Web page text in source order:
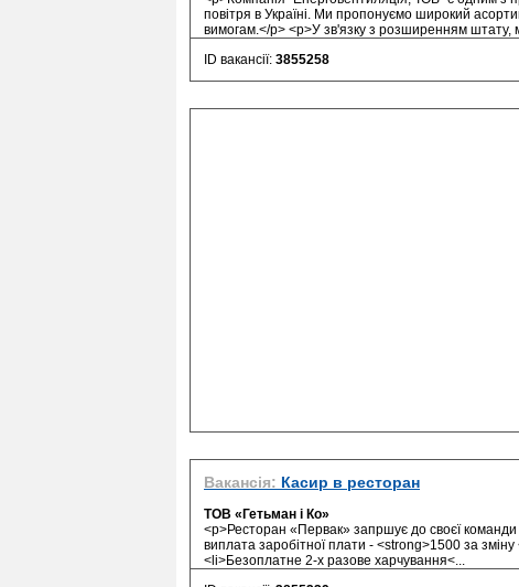
повітря в Україні. Ми пропонуємо широкий
вимогам.</p> <p>У зв'язку з розширенням штату,
ID вакансії: 3855258
Вакансія: Касир в ресторан
ТОВ «Гетьман і Ко»
<p>Ресторан «Первак» запршує до своєї
виплата заробітної плати - <strong>1500 за
<li>Безоплатне 2-х разове харчування<...